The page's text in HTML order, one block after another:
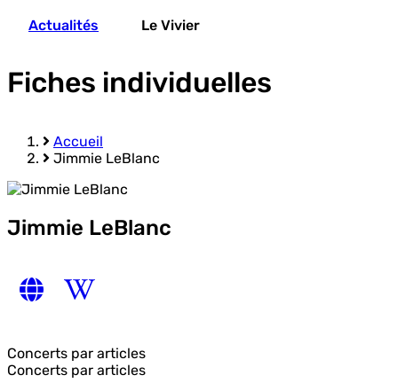
Actualités Le Vivier
Fiches individuelles
Fil
d'Ariane
Accueil
Jimmie LeBlanc
Jimmie LeBlanc
Concerts par articles
Concerts par articles